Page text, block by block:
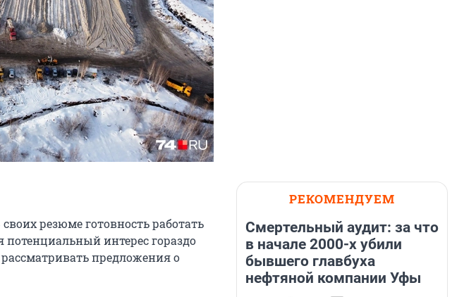
резюме готовность работать
потенциальный интерес гораздо
предложения о
РЕКОМЕНДУЕМ
Смертельный аудит: за что
в начале 2000-х убили
бывшего главбуха
нефтяной компании Уфы